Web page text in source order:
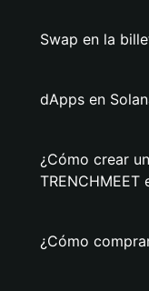
Swap en la
dApps en
¿Cómo crear
TRENCHMEET
¿Cómo